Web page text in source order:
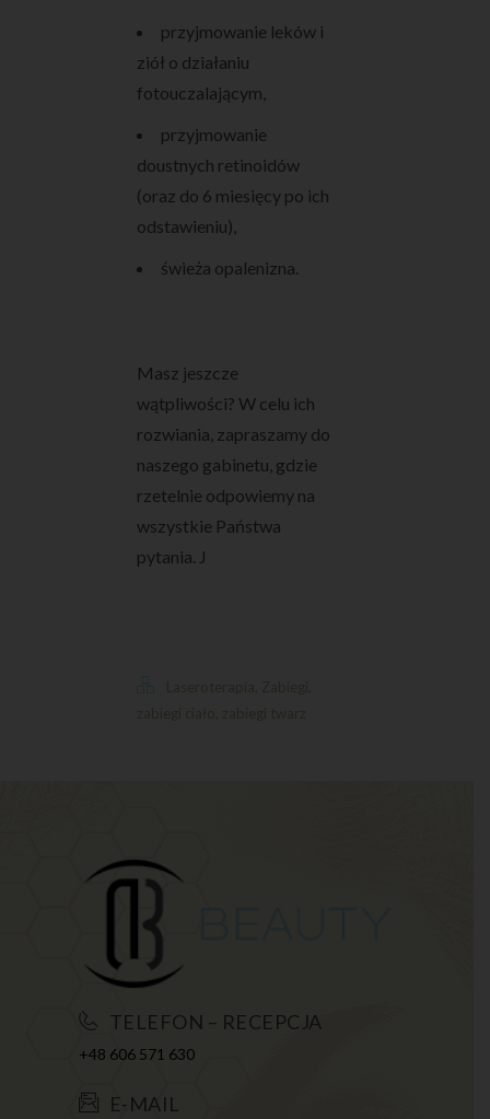
przyjmowanie leków i
ziół o działaniu
fotouczalającym,
przyjmowanie
doustnych retinoidów
(oraz do 6 miesięcy po ich
odstawieniu),
świeża opalenizna.
Masz jeszcze
wątpliwości? W celu ich
rozwiania, zapraszamy do
naszego gabinetu, gdzie
rzetelnie odpowiemy na
wszystkie Państwa
pytania. J
TELEFON – RECEPCJA
+48 606 571 630
E-MAIL